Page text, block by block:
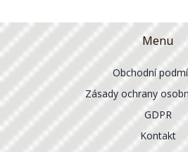
Menu
Obchodní
Zásady ochrany
GDPR
Kontakt